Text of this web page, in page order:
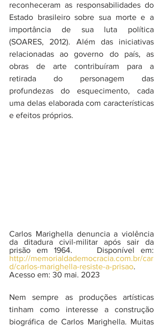
reconheceram as responsabilidades do
Estado brasileiro sobre sua morte e a
importância de sua luta política
(SOARES, 2012). Além das iniciativas
relacionadas ao governo do país, as
obras de arte contribuíram para a
retirada do personagem das
profundezas do esquecimento, cada
uma delas elaborada com características
e efeitos próprios.
Carlos Marighella denuncia a violência
da ditadura civil-militar após sair da
http://memorialdademocracia.com.br/car
d/carlos-marighella-resiste-a-prisao.
Acesso em: 30 mai. 2023
Nem sempre as produções artísticas
tinham como interesse a construção
biográfica de Carlos Marighella. Muitas